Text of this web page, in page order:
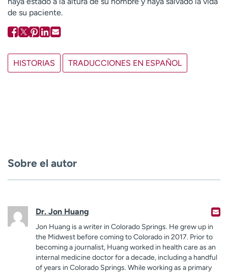
de su paciente.
HISTORIAS TRADUCCIONES EN ESPAÑOL
Sobre el autor
Dr. Jon Huang
Jon Huang is a writer in Colorado Springs. He grew up in
the Midwest before coming to Colorado in 2017. Prior to
becoming a journalist, Huang worked in health care as an
internal medicine doctor for a decade, including a handful
of years in Colorado Springs. While working as a primary